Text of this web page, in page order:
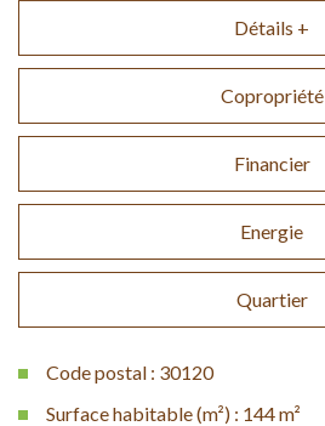
Détails +
Copropriété
Financier
Energie
Quartier
Code postal : 30120
Surface habitable (m²) : 144 m²